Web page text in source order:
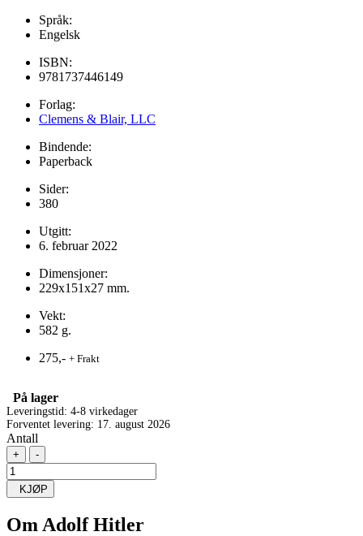
Språk:
Engelsk
ISBN:
9781737446149
Forlag:
Clemens & Blair, LLC
Bindende:
Paperback
Sider:
380
Utgitt:
6. februar 2022
Dimensjoner:
229x151x27 mm.
Vekt:
582 g.
275,- + Frakt
På lager
Leveringstid: 4-8 virkedager
Forventet levering: 17. august 2026
Antall
+ -
KJØP
Om Adolf Hitler